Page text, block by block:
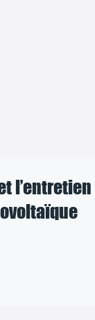
l’entretien